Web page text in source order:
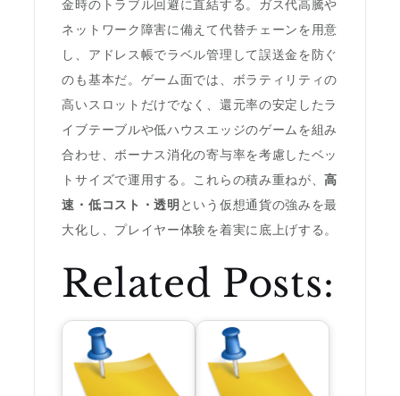
金時のトラブル回避に直結する。ガス代高騰や
ネットワーク障害に備えて代替チェーンを用意
し、アドレス帳でラベル管理して誤送金を防ぐ
のも基本だ。ゲーム面では、ボラティリティの
高いスロットだけでなく、還元率の安定したラ
イブテーブルや低ハウスエッジのゲームを組み
合わせ、ボーナス消化の寄与率を考慮したベッ
トサイズで運用する。これらの積み重ねが、高
速・低コスト・透明 という仮想通貨の強みを最
大化し、プレイヤー体験を着実に底上げする。
Related Posts: